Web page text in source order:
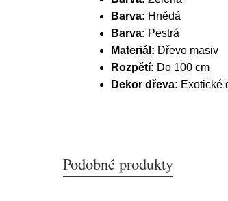
Barva: Hnědá
Barva: Pestrá
Materiál: Dřevo masiv
Rozpětí: Do 100 cm
Dekor dřeva: Exotické
Podobné produkty